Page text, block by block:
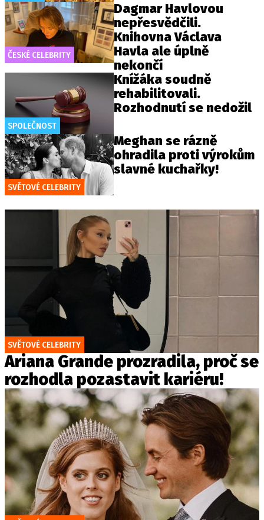
ČESKÉ CELEBRITY
Dagmar Havlovou
nepřesvědčili.
Knihovna Václava
Havla ale úplně
nekončí
SPOLEČNOST
Knížáka soudně
rehabilitovali.
Rozhodnutí se nedožil
SVĚTOVÉ CELEBRITY
Meghan se rázně
ohradila proti výrokům
slavné kuchařky!
SVĚTOVÉ CELEBRITY
Ariana Grande prozradila, proč se
rozhodla pozastavit kariéru!